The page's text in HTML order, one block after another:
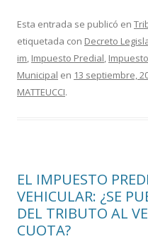
e
b
o
o
itt
er
m
p
ar
Esta entrada se publicó en
etiquetada con Decreto
im, Impuesto Predial,
Municipal en 13 septiembre,
MATTEUCCI.
EL IMPUESTO
VEHICULAR: ¿SE
DEL TRIBUTO AL
CUOTA?